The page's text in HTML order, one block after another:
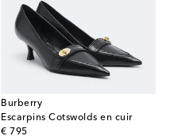
Burberry
Escarpins Cotswolds en cuir
€ 795
original price